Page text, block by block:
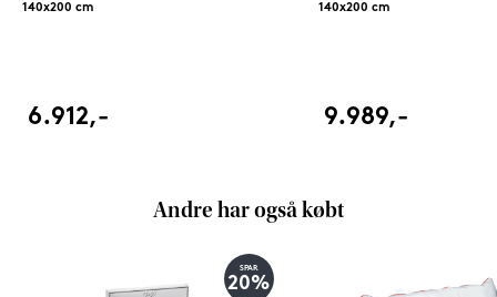
140x200 cm
6.912,-
140x200 cm
9.989,-
Andre har også købt
SPAR
20%